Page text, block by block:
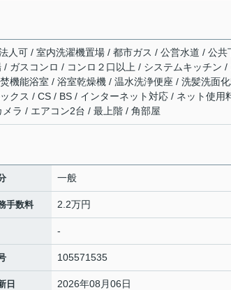
人可 / 室内洗濯機置場 / 都市ガス / 公営水道 / 公共
ガスコンロ / コンロ２口以上 / システムキッチン /
機能浴室 / 浴室乾燥機 / 温水洗浄便座 / 洗髪洗面
クス / CS / BS / インターネット対応 / ネット使用
ラ / エアコン2台 / 最上階 / 角部屋
一般
手数料 2.2万円
-
105571535
日 2026年08月06日